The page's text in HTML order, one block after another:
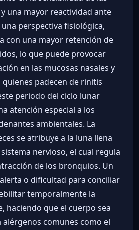
una mayor reactividad ante
perspectiva fisiológica,
con una mayor retención de
lo que puede provocar
en las mucosas nasales y
padecen de rinitis
periodo del ciclo lunar
atención especial a los
ambientales. La
se atribuye a la luna llena
nervioso, el cual regula
de los bronquios. Un
o dificultad para conciliar
temporalmente la
haciendo que el cuerpo sea
alérgenos comunes como el